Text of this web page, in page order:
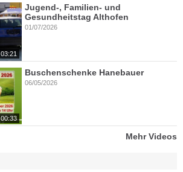
03:21
Jugend-, Familien- und
Gesundheitstag Althofen
01/07/2026
00:33
Buschenschenke Hanebauer
06/05/2026
Mehr Videos